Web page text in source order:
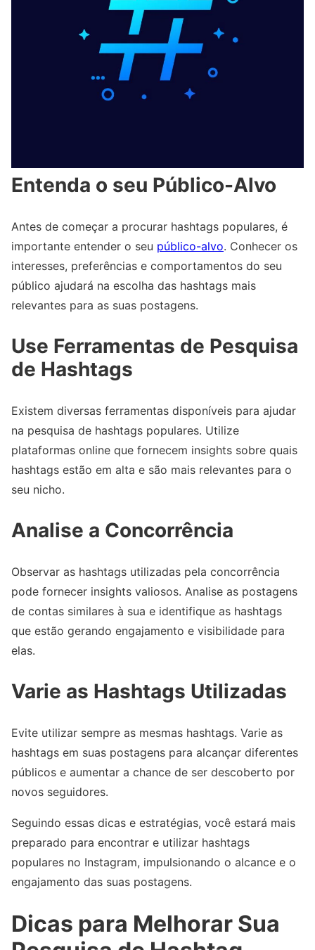
Entenda o seu Público-Alvo
Antes de começar a procurar hashtags populares, é
importante entender o seu público-alvo. Conhecer os
interesses, preferências e comportamentos do seu
público ajudará na escolha das hashtags mais
relevantes para as suas postagens.
Use Ferramentas de Pesquisa
de Hashtags
Existem diversas ferramentas disponíveis para ajudar
na pesquisa de hashtags populares. Utilize
plataformas online que fornecem insights sobre quais
hashtags estão em alta e são mais relevantes para o
seu nicho.
Analise a Concorrência
Observar as hashtags utilizadas pela concorrência
pode fornecer insights valiosos. Analise as postagens
de contas similares à sua e identifique as hashtags
que estão gerando engajamento e visibilidade para
elas.
Varie as Hashtags Utilizadas
Evite utilizar sempre as mesmas hashtags. Varie as
hashtags em suas postagens para alcançar diferentes
públicos e aumentar a chance de ser descoberto por
novos seguidores.
Seguindo essas dicas e estratégias, você estará mais
preparado para encontrar e utilizar hashtags
populares no Instagram, impulsionando o alcance e o
engajamento das suas postagens.
Dicas para Melhorar Sua